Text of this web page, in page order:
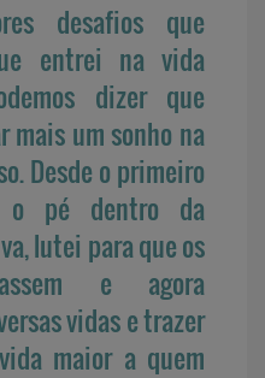
desafios que
entrei na vida
dizer que
mais um sonho na
Desde o primeiro
o pé dentro da
lutei para que os
e agora
vidas e trazer
maior a quem